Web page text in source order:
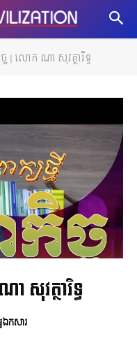
ច | លោក ណា សុវត្ថារិទ្ធ
សុវត្ថារិទ្ធ
ឯកសារ